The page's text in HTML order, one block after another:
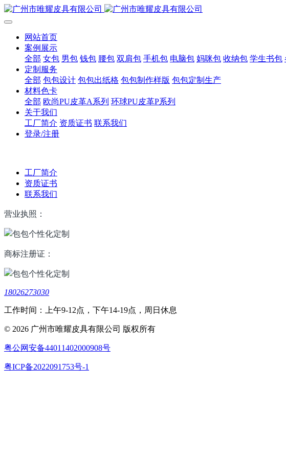
网站首页
案例展示
全部 女包 男包 钱包 腰包 双肩包 手机包 电脑包 妈咪包 收纳包 学生书包
定制服务
全部 包包设计 包包出纸格 包包制作样版 包包定制生产
材料色卡
全部 欧尚PU皮革A系列 环球PU皮革P系列
关于我们
工厂简介 资质证书 联系我们
登录/注册
工厂简介
资质证书
联系我们
营业执照：
商标注册证：
18026273030
工作时间：上午9-12点，下午14-19点，周日休息
© 2026 广州市唯耀皮具有限公司 版权所有
粤公网安备44011402000908号
粤ICP备2022091753号-1